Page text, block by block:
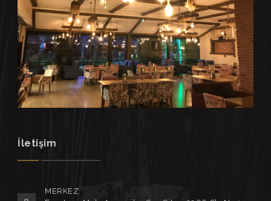
İletişim
MERKEZ